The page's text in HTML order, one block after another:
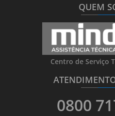
QUEM
_______
Centro de Serviço
_______
0800